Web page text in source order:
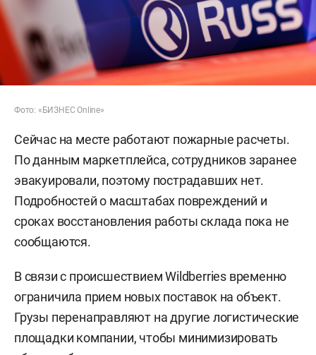
Фото: «БИЗНЕС Online»
Сейчас на месте работают пожарные расчеты.
По данным маркетплейса, сотрудников заранее
эвакуировали, поэтому пострадавших нет.
Подробностей о масштабах повреждений и
сроках восстановления работы склада пока не
сообщаются.
В связи с происшествием Wildberries временно
ограничила прием новых поставок на объект.
Грузы перенаправляют на другие логистические
площадки компании, чтобы минимизировать